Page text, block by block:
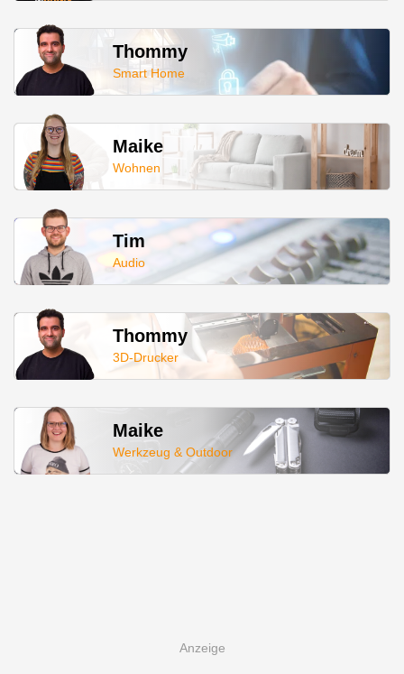
Thommy
Smart Home
Maike
Wohnen
Tim
Audio
Thommy
3D-Drucker
Maike
Werkzeug & Outdoor